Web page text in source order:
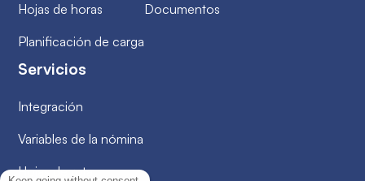
Hojas de horas
Planificación de carga
Documentos
Servicios
Integración
Variables de la nómina
Hojas de ruta